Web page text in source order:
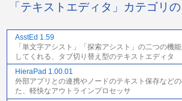
「テキストエディタ」カテゴリ
AsstEd 1.59
「単文字アシスト」「探索アシスト」の二つの機
してくれる、タブ切り替え型のテキストエディタ
HieraPad 1.00.01
外部アプリとの連携やノードのテキスト保存など
た、軽快なアウトラインプロセッサ